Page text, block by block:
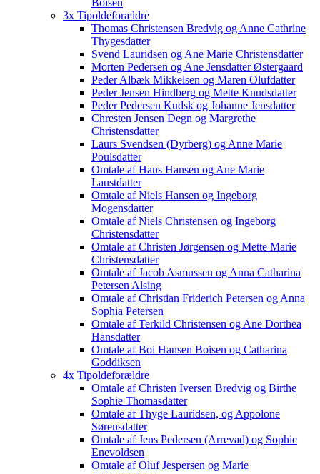
Boisen
3x Tipoldeforældre
Thomas Christensen Bredvig og Anne Cathrine
Thygesdatter
Svend Lauridsen og Ane Marie Christensdatter
Morten Pedersen og Ane Jensdatter Østergaard
Peder Albæk Mikkelsen og Maren Olufdatter
Peder Jensen Hindberg og Mette Knudsdatter
Peder Pedersen Kudsk og Johanne Jensdatter
Chresten Jensen Degn og Margrethe
Christensdatter
Laurs Svendsen (Dyrberg) og Anne Marie
Poulsdatter
Omtale af Hans Hansen og Ane Marie
Laustdatter
Omtale af Niels Hansen og Ingeborg
Mogensdatter
Omtale af Niels Christensen og Ingeborg
Christensdatter
Omtale af Christen Jørgensen og Mette Marie
Christensdatter
Omtale af Jacob Asmussen og Anna Catharina
Petersen Alsing
Omtale af Christian Friderich Petersen og Anna
Sophia Petersen
Omtale af Terkild Christensen og Ane Dorthea
Hansdatter
Omtale af Boi Hansen Boisen og Catharina
Goddiksen
4x Tipoldeforældre
Omtale af Christen Iversen Bredvig og Birthe
Sophie Thomasdatter
Omtale af Thyge Lauridsen, og Appolone
Sørensdatter
Omtale af Jens Pedersen (Arrevad) og Sophie
Enevoldsen
Omtale af Oluf Jespersen og Marie